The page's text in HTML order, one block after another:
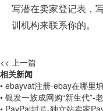
写潜在卖家登记表，
训机构来联系你的。
<< 上一篇
相关新闻
• ebayvat注册-ebay在哪里
• 银发一族成网购“新生代”-